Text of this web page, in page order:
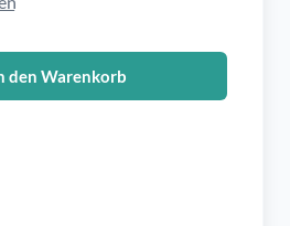
Wert ein oder benutze die
den Warenkorb